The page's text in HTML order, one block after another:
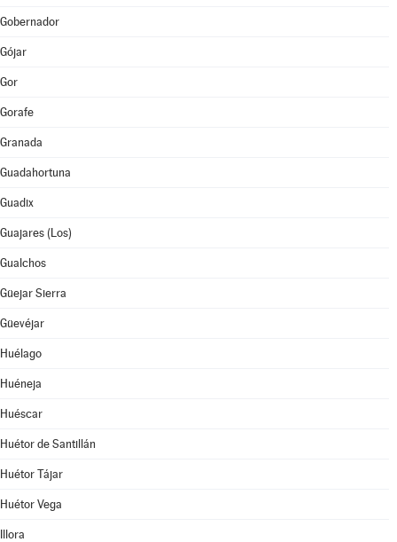
Gobernador
Gójar
Gor
Gorafe
Granada
Guadahortuna
Guadix
Guajares (Los)
Gualchos
Güejar Sierra
Güevéjar
Huélago
Huéneja
Huéscar
Huétor de Santillán
Huétor Tájar
Huétor Vega
Illora